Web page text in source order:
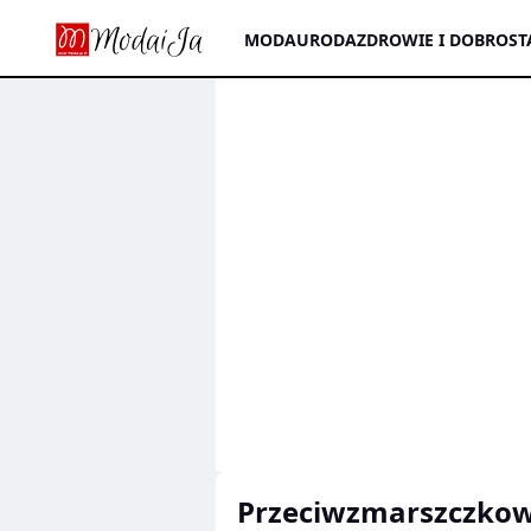
MODAURODAZDROWIE I